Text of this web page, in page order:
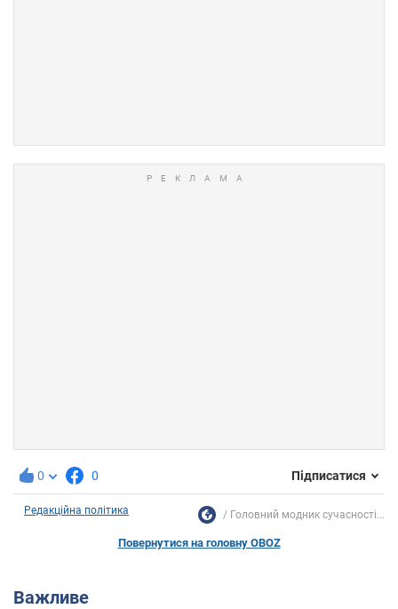
0 0 Підписатися
Редакційна політика Головний модник сучасності...
Повернутися на головну OBOZ
Важливе